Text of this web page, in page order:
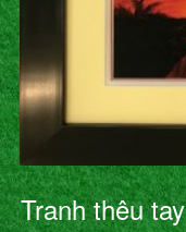
Tranh thêu